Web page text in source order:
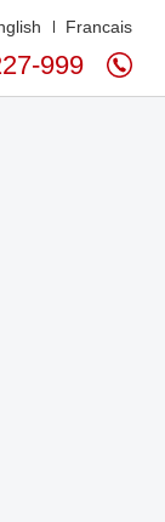
Francais
999